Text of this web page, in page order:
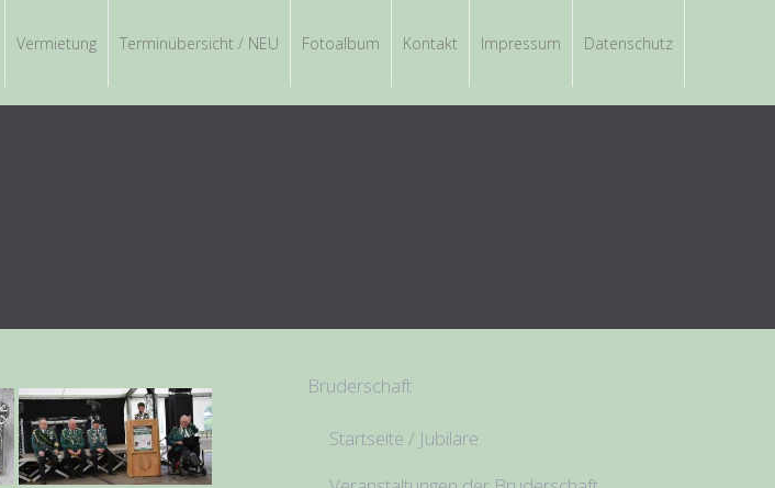
Vermietung Terminübersicht / NEU Fotoalbum Kontakt Impressum Datenschutz
Bruderschaft
Startseite / Jubilare